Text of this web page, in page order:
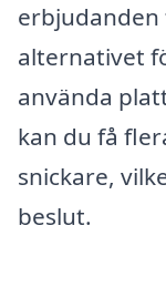
alternativet
använda
kan du få
snickare,
beslut.